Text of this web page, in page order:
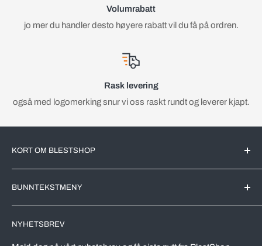
Volumrabatt
jo mer du handler desto høyere rabatt vil du få på ordren.
Rask levering
også med logomerking snur vi oss raskt rundt og leverer kjapt.
KORT OM BLESTSHOP
det Norske markedet. All videreforedling av produktene blir
utført av markedsledende produsenter her i Norge.
Vi driver en effektivt nettbutikk, riktig utvalg av varer,
BUNNTEKSTMENY
Leveringstid
NYHETSBREV